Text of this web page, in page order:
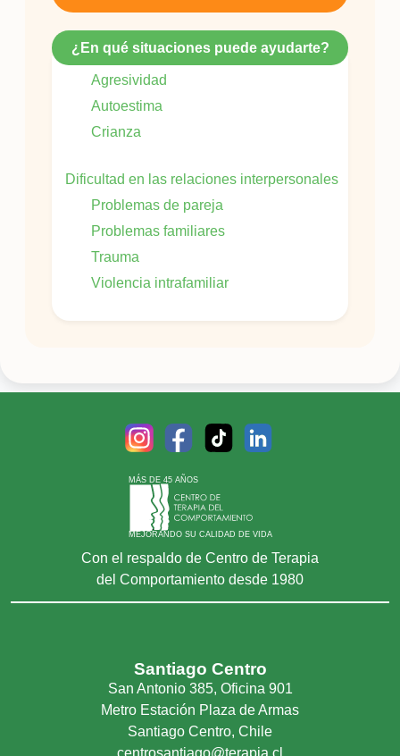
¿En qué situaciones puede ayudarte?
Agresividad
Autoestima
Crianza
Dificultad en las relaciones interpersonales
Problemas de pareja
Problemas familiares
Trauma
Violencia intrafamiliar
MÁS DE 45 AÑOS
MEJORANDO SU CALIDAD DE VIDA
Con el respaldo de Centro de Terapia
del Comportamiento desde 1980
Santiago Centro
San Antonio 385, Oficina 901
Metro Estación Plaza de Armas
Santiago Centro, Chile